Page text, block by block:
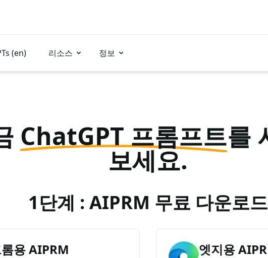
(en) 리소스 정보
ChatGPT 프롬프트를
보세요.
1단계 : AIPRM 무료 다운로드
용 AIPRM 엣지용